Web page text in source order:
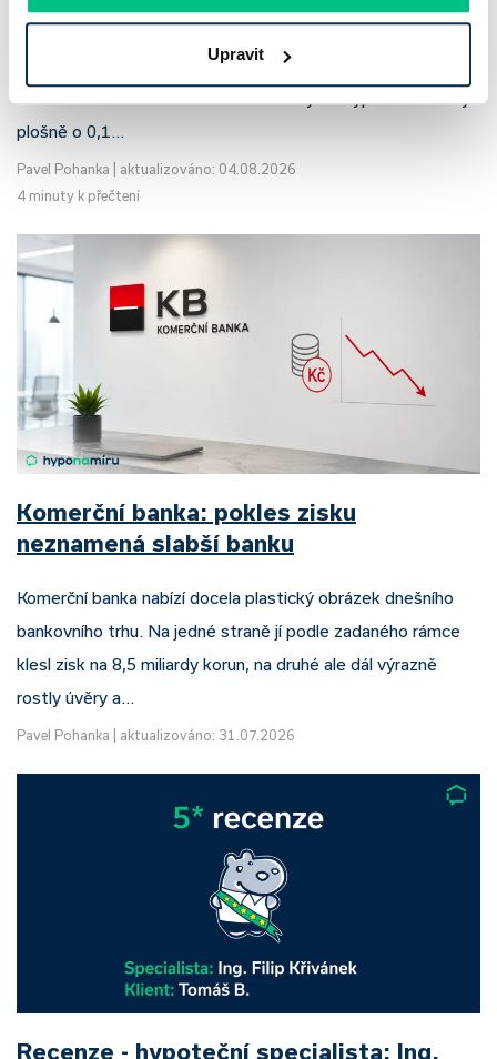
Upravit
Český hypoteční trh na konci července 2026 potvrzuje, že
sazby zůstávají pod tlakem a část bank pokračuje v jejich
plošně o 0,1…
Pavel Pohanka
aktualizováno: 04.08.2026
4 minuty k přečtení
Komerční banka: pokles zisku
neznamená slabší banku
Komerční banka nabízí docela plastický obrázek dnešního
bankovního trhu. Na jedné straně jí podle zadaného rámce
klesl zisk na 8,5 miliardy korun, na druhé ale dál výrazně
rostly úvěry a…
Pavel Pohanka aktualizováno: 31.07.2026
Recenze - hypoteční specialista: Ing.